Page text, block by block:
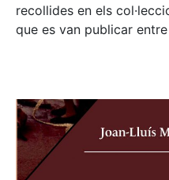
recollides en els
que es van publicar